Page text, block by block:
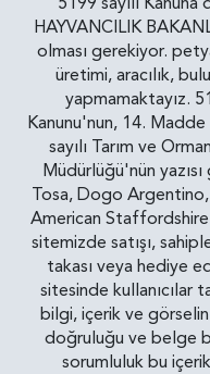
HAYVANCILIK
olması gerekiyor.
üretimi, aracılık,
yapmamaktayız.
Kanunu'nun, 14.
sayılı Tarım ve
Müdürlüğü'nün
Tosa, Dogo
American Staffordshire
sitemizde satışı,
takası veya hediye
sitesinde kullanıcılar
bilgi, içerik ve
doğruluğu ve belge
sorumluluk bu